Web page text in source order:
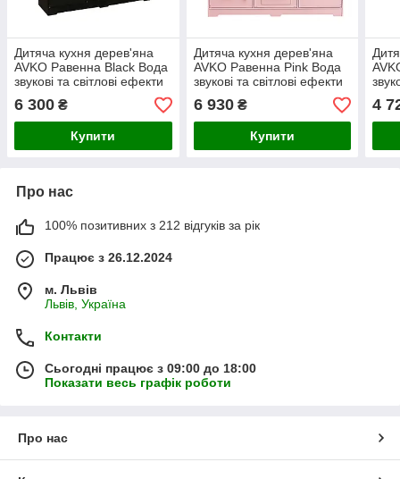
Дитяча кухня дерев'яна
AVKO Равенна Black Вода
звукові та світлові ефекти
+ аксесуари
6 300 ₴
Купити
Дитяча кухня дерев'яна
AVKО Равенна Pink Вода
звукові та світлові ефекти
+ аксесуари
6 930₴
Купити
+
4
Про нас
100% позитивних з 212 відгуків за рік
Працює з 26.12.2024
м. Львів
Львів, Україна
Контакти
Сьогодні працює з 09:00 до 18:00
Показати весь графік роботи
Про нас